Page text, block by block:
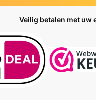
Veilig betalen met uw